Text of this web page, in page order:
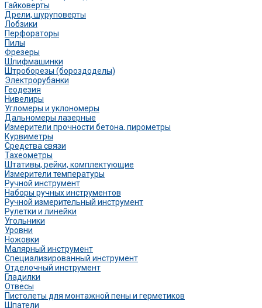
Гайковерты
Дрели, шуруповерты
Лобзики
Перфораторы
Пилы
Фрезеры
Шлифмашинки
Штроборезы (бороздоделы)
Электрорубанки
Геодезия
Нивелиры
Угломеры и уклономеры
Дальномеры лазерные
Измерители прочности бетона, пирометры
Курвиметры
Средства связи
Тахеометры
Штативы, рейки, комплектующие
Измерители температуры
Ручной инструмент
Наборы ручных инструментов
Ручной измерительный инструмент
Рулетки и линейки
Угольники
Уровни
Ножовки
Малярный инструмент
Специализированный инструмент
Отделочный инструмент
Гладилки
Отвесы
Пистолеты для монтажной пены и герметиков
Шпатели